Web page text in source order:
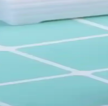
Sıkma Aparatı:
Sıkma Aparatı, hijyenik
Diş Macunu Sıkma
Macunu Sıkma Aparatı, hijyen
Sıkacağı: